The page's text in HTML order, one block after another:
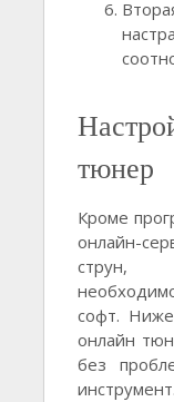
тюнер
Кроме
онлайн-
струн,
софт.
онлайн
без
инструмент.